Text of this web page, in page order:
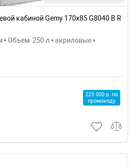
кабиной Gemy 170x85 G8040 B R
Объем: 250 л • акриловые •
225 000 р. по
промокоду